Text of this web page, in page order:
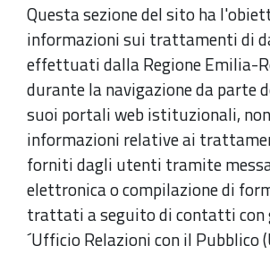
Questa sezione del sito ha
informazioni sui trattamenti di
effettuati dalla Regione Emilia-
durante la navigazione da parte
suoi portali web istituzionali,
informazioni relative ai
forniti dagli utenti tramite
elettronica o compilazione di
trattati a seguito di contatti con
´Ufficio Relazioni con il Pubblico